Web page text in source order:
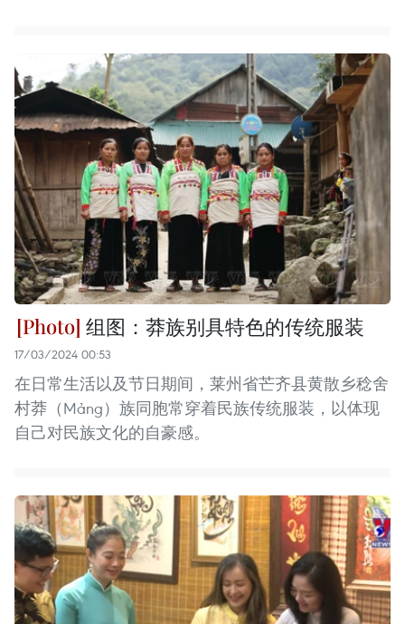
组图：莽族别具特色的传统服装
17/03/2024 00:53
在日常生活以及节日期间，莱州省芒齐县黄散乡稔舍
村莽（Mảng）族同胞常穿着民族传统服装，以体现
自己对民族文化的自豪感。